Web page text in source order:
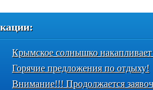
Крымское солнышко накапливает
Горячие предложения по отдыху!
Внимание!!! Продолжается